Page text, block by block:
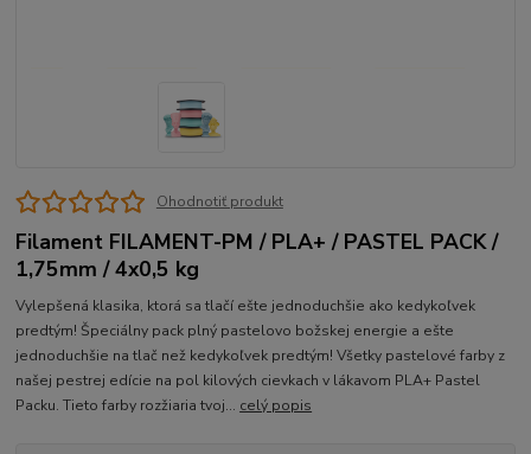
Ohodnotiť produkt
Filament FILAMENT-PM / PLA+ / PASTEL PACK /
1,75mm / 4x0,5 kg
Vylepšená klasika, ktorá sa tlačí ešte jednoduchšie ako kedykoľvek
predtým! Špeciálny pack plný pastelovo božskej energie a ešte
jednoduchšie na tlač než kedykoľvek predtým! Všetky pastelové farby z
našej pestrej edície na pol kilových cievkach v lákavom PLA+ Pastel
Packu. Tieto farby rozžiaria tvoj... celý popis